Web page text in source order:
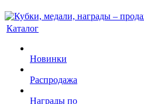
Каталог
Новинки
Распродажа
Награды по